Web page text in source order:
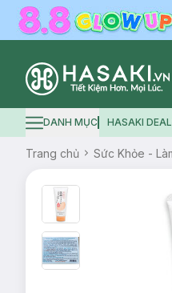
Logo
Hamburger icon
DANH MỤC HASAKI
Trang chủ Sức Khỏe -